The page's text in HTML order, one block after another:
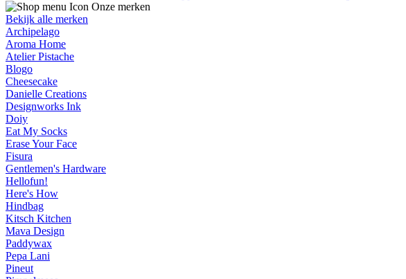
Onze merken
Bekijk alle merken
Archipelago
Aroma Home
Atelier Pistache
Blogo
Cheesecake
Danielle Creations
Designworks Ink
Doiy
Eat My Socks
Erase Your Face
Fisura
Gentlemen's Hardware
Hellofun!
Here's How
Hindbag
Kitsch Kitchen
Mava Design
Paddywax
Pepa Lani
Pineut